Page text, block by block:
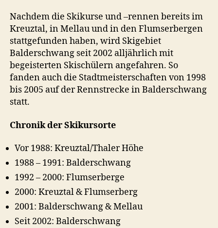
Nachdem die Skikurse und –rennen bereits im
Kreuztal, in Mellau und in den Flumserbergen
stattgefunden haben, wird Skigebiet
Balderschwang seit 2002 alljährlich mit
begeisterten Skischülern angefahren. So
fanden auch die Stadtmeisterschaften von 1998
bis 2005 auf der Rennstrecke in Balderschwang
statt.
Chronik der Skikursorte
Vor 1988: Kreuztal/Thaler Höhe
1988 – 1991: Balderschwang
1992 – 2000: Flumserberge
2000: Kreuztal & Flumserberg
2001: Balderschwang & Mellau
Seit 2002: Balderschwang